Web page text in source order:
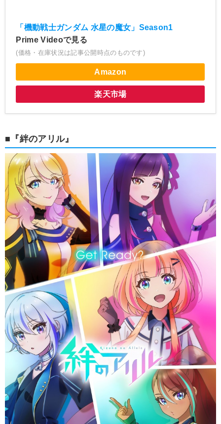
「機動戦士ガンダム 水星の魔女」Season1
Prime Videoで見る
(価格・在庫状況は記事公開時点のものです)
Amazon
楽天市場
■『絆のアリル』